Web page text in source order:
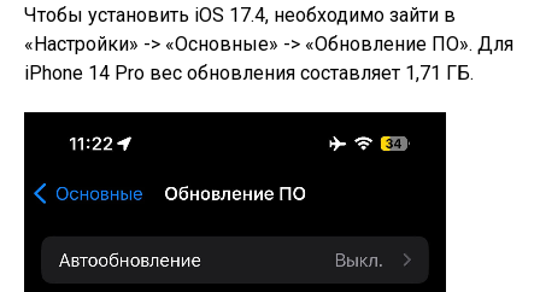
Чтобы установить iOS 17.4, необходимо зайти в
«Настройки» -> «Основные» -> «Обновление ПО». Для
iPhone 14 Pro вес обновления составляет 1,71 ГБ.